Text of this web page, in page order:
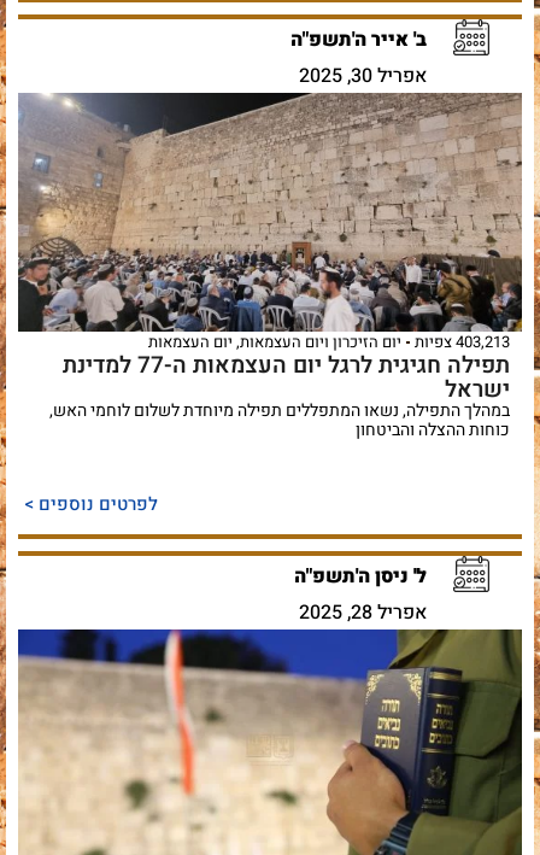
ב' אייר ה'תשפ"ה
אפריל 30, 2025
403,213 צפיות יום הזיכרון ויום העצמאות, יום העצמאות
תפילה חגיגית לרגל יום העצמאות ה-77 למדינת
ישראל
במהלך התפילה, נשאו המתפללים תפילה מיוחדת לשלום לוחמי האש,
כוחות ההצלה והביטחון
לפרטים נוספים >
ל' ניסן ה'תשפ"ה
אפריל 28, 2025